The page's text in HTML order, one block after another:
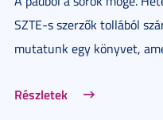
SZTE-s szerzők tollából
mutatunk egy könyvet,
Részletek